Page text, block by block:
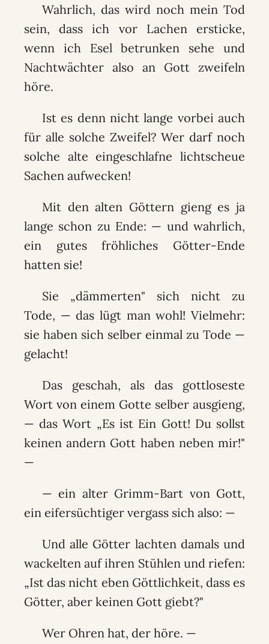
Wahrlich, das wird noch mein Tod
sein, dass ich vor Lachen ersticke,
wenn ich Esel betrunken sehe und
Nachtwächter also an Gott zweifeln
höre.
Ist es denn nicht lange vorbei auch
für alle solche Zweifel? Wer darf noch
solche alte eingeschlafne lichtscheue
Sachen aufwecken!
Mit den alten Göttern gieng es ja
lange schon zu Ende: — und wahrlich,
ein gutes fröhliches Götter-Ende
hatten sie!
Sie „dämmerten" sich nicht zu
Tode, — das lügt man wohl! Vielmehr:
sie haben sich selber einmal zu Tode —
gelacht!
Das geschah, als das gottloseste
Wort von einem Gotte selber ausgieng,
— das Wort „Es ist Ein Gott! Du sollst
keinen andern Gott haben neben mir!"
—
— ein alter Grimm-Bart von Gott,
ein eifersüchtiger vergass sich also: —
Und alle Götter lachten damals und
wackelten auf ihren Stühlen und riefen:
„Ist das nicht eben Göttlichkeit, dass es
Götter, aber keinen Gott giebt?"
Wer Ohren hat, der höre. —